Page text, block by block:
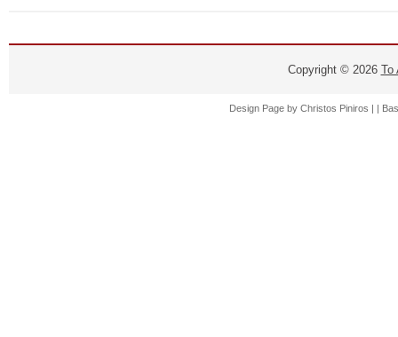
Copyright © 2026 Το
Design Page by Christos Piniros | |